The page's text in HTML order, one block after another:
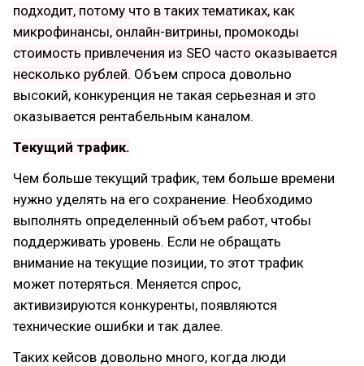
подходит, потому что в таких тематиках, как
микрофинансы, онлайн-витрины, промокоды
стоимость привлечения из SEO часто оказывается
несколько рублей. Объем спроса довольно
высокий, конкуренция не такая серьезная и это
оказывается рентабельным каналом.
Текущий трафик.
Чем больше текущий трафик, тем больше времени
нужно уделять на его сохранение. Необходимо
выполнять определенный объем работ, чтобы
поддерживать уровень. Если не обращать
внимание на текущие позиции, то этот трафик
может потеряться. Меняется спрос,
активизируются конкуренты, появляются
технические ошибки и так далее.
Таких кейсов довольно много, когда люди